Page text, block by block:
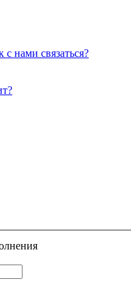
нами связаться?